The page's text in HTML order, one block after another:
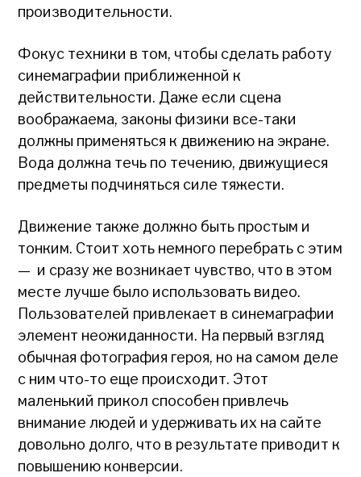
производительности.
Фокус техники в том, чтобы сделать работу
синемаграфии приближенной к
действительности. Даже если сцена
воображаема, законы физики все-таки
должны применяться к движению на экране.
Вода должна течь по течению, движущиеся
предметы подчиняться силе тяжести.
Движение также должно быть простым и
тонким. Стоит хоть немного перебрать с этим
— и сразу же возникает чувство, что в этом
месте лучше было использовать видео.
Пользователей привлекает в синемаграфии
элемент неожиданности. На первый взгляд
обычная фотография героя, но на самом деле
с ним что-то еще происходит. Этот
маленький прикол способен привлечь
внимание людей и удерживать их на сайте
довольно долго, что в результате приводит к
повышению конверсии.